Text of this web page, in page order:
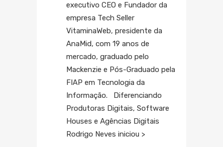
executivo CEO e Fundador da
empresa Tech Seller
VitaminaWeb, presidente da
AnaMid, com 19 anos de
mercado, graduado pelo
Mackenzie e Pós-Graduado pela
FIAP em Tecnologia da
Informação. Diferenciando
Produtoras Digitais, Software
Houses e Agências Digitais
Rodrigo Neves iniciou >